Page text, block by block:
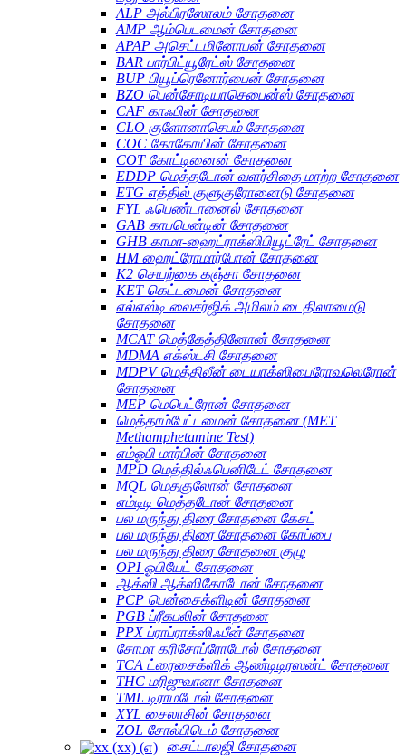
ALP அல்பிரஸோலம் சோதனை
AMP ஆம்பெடமைன் சோதனை
APAP அசெட்டமினோபன் சோதனை
BAR பார்பிட்யூரேட்ஸ் சோதனை
BUP பியூப்ரெனோர்பைன் சோதனை
BZO பென்சோடியாசெபைன்ஸ் சோதனை
CAF காஃபின் சோதனை
CLO குளோனாசெபம் சோதனை
COC கோகோயின் சோதனை
COT கோட்டினைன் சோதனை
EDDP மெத்தடோன் வளர்சிதை மாற்ற சோதனை
ETG எத்தில் குளுகுரோனைடு சோதனை
FYL ஃபெண்டானைல் சோதனை
GAB காபபென்டின் சோதனை
GHB காமா-ஹைட்ராக்ஸிபியூட்ரேட் சோதனை
HM ஹைட்ரோமார்போன் சோதனை
K2 செயற்கை கஞ்சா சோதனை
KET கெட்டமைன் சோதனை
எல்எஸ்டி லைசர்ஜிக் அமிலம் டைதிலாமைடு
சோதனை
MCAT மெத்கேத்தினோன் சோதனை
MDMA எக்ஸ்டசி சோதனை
MDPV மெத்திலீன் டையாக்ஸிபைரோவலெரோன்
சோதனை
MEP மெபெட்ரோன் சோதனை
மெத்தாம்பேட்டமைன் சோதனை (MET
Methamphetamine Test)
எம்ஓபி மார்பின் சோதனை
MPD மெத்தில்ஃபெனிடேட் சோதனை
MQL மெதகுலோன் சோதனை
எம்டிடி மெத்தடோன் சோதனை
பல மருந்து திரை சோதனை கேசட்
பல மருந்து திரை சோதனை கோப்பை
பல மருந்து திரை சோதனை குழு
OPI ஓபியேட் சோதனை
ஆக்ஸி ஆக்ஸிகோடோன் சோதனை
PCP பென்சைக்ளிடின் சோதனை
PGB ப்ரீகபலின் சோதனை
PPX ப்ராப்ராக்ஸிஃபீன் சோதனை
சோமா கரிசோப்ரோடோல் சோதனை
TCA ட்ரைசைக்ளிக் ஆண்டிடிரஸன்ட் சோதனை
THC மரிஜுவானா சோதனை
TML டிராமடோல் சோதனை
XYL சைலாசின் சோதனை
ZOL சோல்பிடெம் சோதனை
சைட்டாலஜி சோதனை